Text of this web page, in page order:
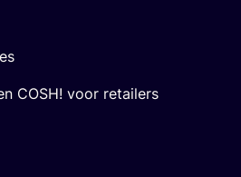
COSH! voor retailers